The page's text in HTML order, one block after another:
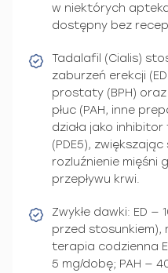
w niektórych
dostępny bez
Tadalafil (Cialis)
zaburzeń erekcji
prostaty (BPH)
płuc (PAH, inne
działa jako
(PDE5), zwiększając
rozluźnienie mięśni
przepływu krwi.
Zwykłe dawki: ED —
przed stosunkiem),
terapia codzienna
5 mg/dobę; PAH —